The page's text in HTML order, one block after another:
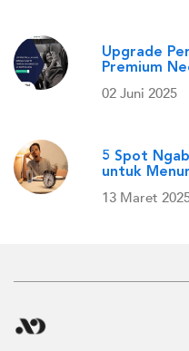
Upgrade
Premium
02 Juni 2025
5 Spot
untuk
13 Maret